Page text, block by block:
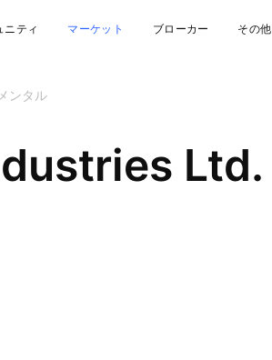
ニティ マーケット ブローカー その他
ンタル
Ltd.